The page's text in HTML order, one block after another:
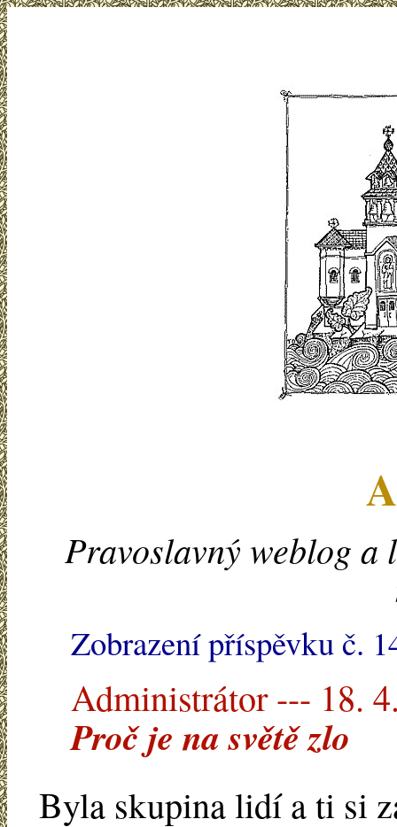
Pravoslavný weblog a
Zobrazení příspěvku č.
Administrátor --- 18.
Proč je na světě zlo
Byla skupina lidí a ti si